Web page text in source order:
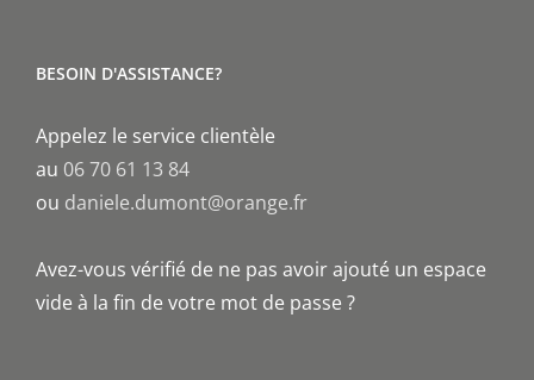
BESOIN D'ASSISTANCE?
Appelez le service clientèle
au 06 70 61 13 84
ou daniele.dumont@orange.fr
Avez-vous vérifié de ne pas avoir ajouté un espace
vide à la fin de votre mot de passe ?